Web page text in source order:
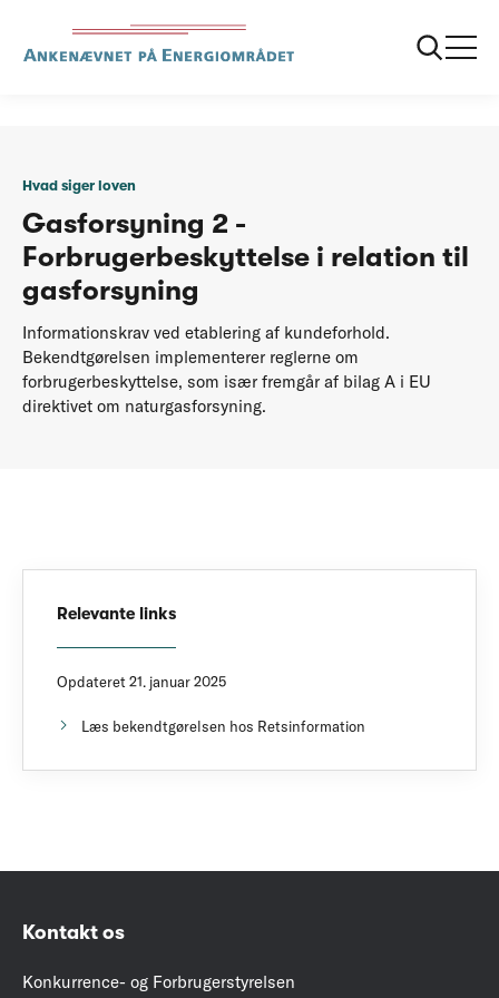
Hvad siger
loven
Gasforsyning
Forbrugerbeskyttelsesbekendtgoerelsen
Hvad siger loven
Gasforsyning 2 -
Forbrugerbeskyttelse i relation til
gasforsyning
Informationskrav ved etablering af kundeforhold.
Bekendtgørelsen implementerer reglerne om
forbrugerbeskyttelse, som især fremgår af bilag A i EU
direktivet om naturgasforsyning.
Relevante links
Opdateret 21. januar 2025
Læs bekendtgørelsen hos Retsinformation
Kontakt os
Konkurrence- og Forbrugerstyrelsen